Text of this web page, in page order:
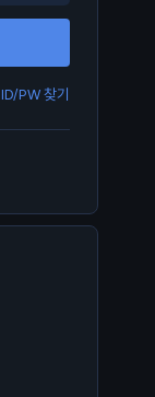
ID/PW 찾기